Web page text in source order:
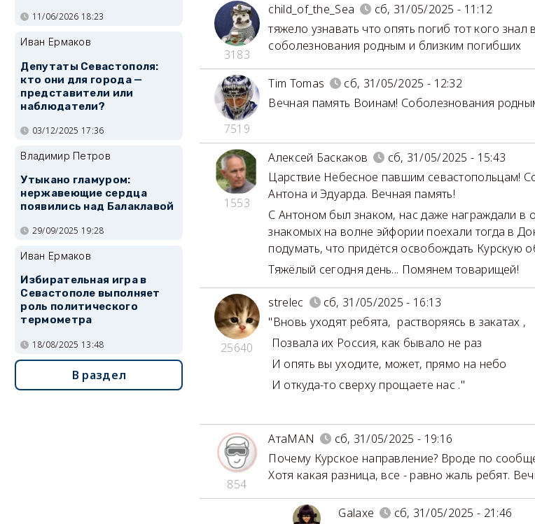
3183
child_of_the_Sea
сб, 31/05/2025 - 11:12
тяжело узнавать что опять погиб тот кого знал
соболезнования родным и близким погибших
7519
Tim Tomas
сб, 31/05/2025 - 12:32
Вечная память Воинам! Соболезнования
1553
Алексей Баскаков
сб, 31/05/2025 - 15:43
Царствие Небесное павшим севастопольцам!
Антона и Эдуарда. Вечная память!
С Антоном был знаком, нас даже награждали в
знакомых на волне эйфории поехали тогда в
подумать, что придётся освобождать Курскую
Тяжёлый сегодня день... Помянем товарищей!
25640
strelec
сб, 31/05/2025 - 16:13
"Вновь уходят ребята, растворяясь в закатах ,
Позвала их Россия, как бывало не раз
И опять вы уходите, может, прямо на небо
И откуда-то сверху прощаете нас ."
854
АтаMAN
сб, 31/05/2025 - 19:16
Почему Курское направление? Вроде по
Хотя какая разница, все - равно жаль ребят.
Galaxe сб, 31/05/2025 - 21:46
11/06/2026 18:23
Иван Ермаков
Депутаты Севастополя:
кто они для города —
представители или
наблюдатели?
03/12/2025 17:36
Владимир Петров
Утыкано гламуром:
нержавеющие сердца
появились над Балаклавой
29/09/2025 19:28
Иван Ермаков
Избирательная игра в
Севастополе выполняет
роль политического
термометра
18/08/2025 13:48
В раздел